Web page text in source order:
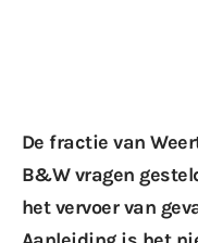
De fractie van
B&W vragen
het vervoer van